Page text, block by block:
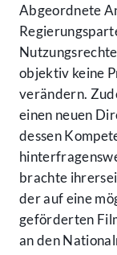
Abgeordnete
objektiv keine
verändern.
einen neuen
dessen
brachte
der auf eine
geförderten
an den